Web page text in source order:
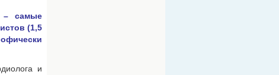
– самые
(1,5
и